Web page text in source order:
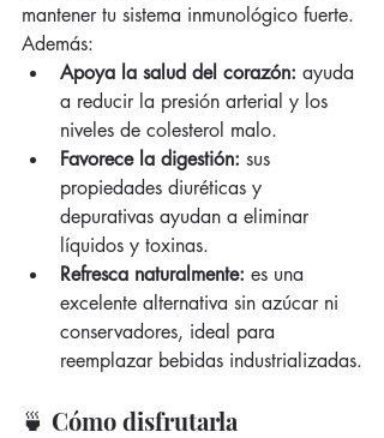
mantener tu sistema inmunológico fuerte.
Además:
Apoya la salud del corazón: ayuda
a reducir la presión arterial y los
niveles de colesterol malo.
Favorece la digestión: sus
propiedades diuréticas y
depurativas ayudan a eliminar
líquidos y toxinas.
Refresca naturalmente: es una
excelente alternativa sin azúcar ni
conservadores, ideal para
reemplazar bebidas industrializadas.
🍵 Cómo disfrutarla